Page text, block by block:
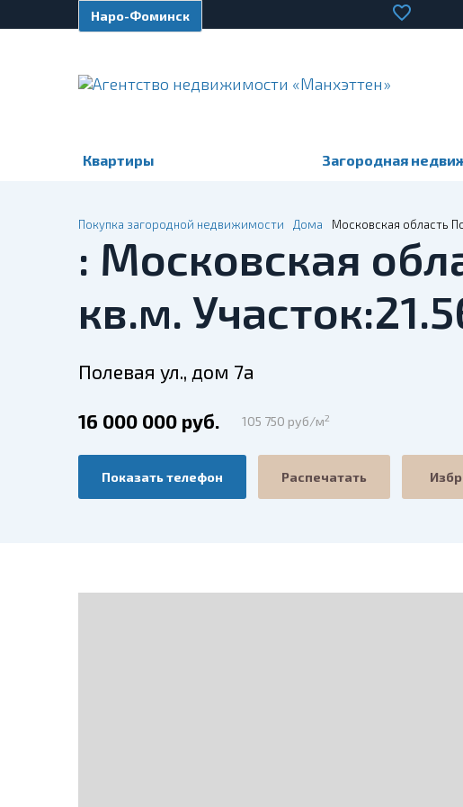
Наро-Фоминск
Квартиры Загородная
Покупка загородной недвижимости Дома Московская область
: Московская
кв.м.
Полевая ул., дом 7а
16 000 000 руб. 105 750 руб/м2
Показать телефон Распечатать